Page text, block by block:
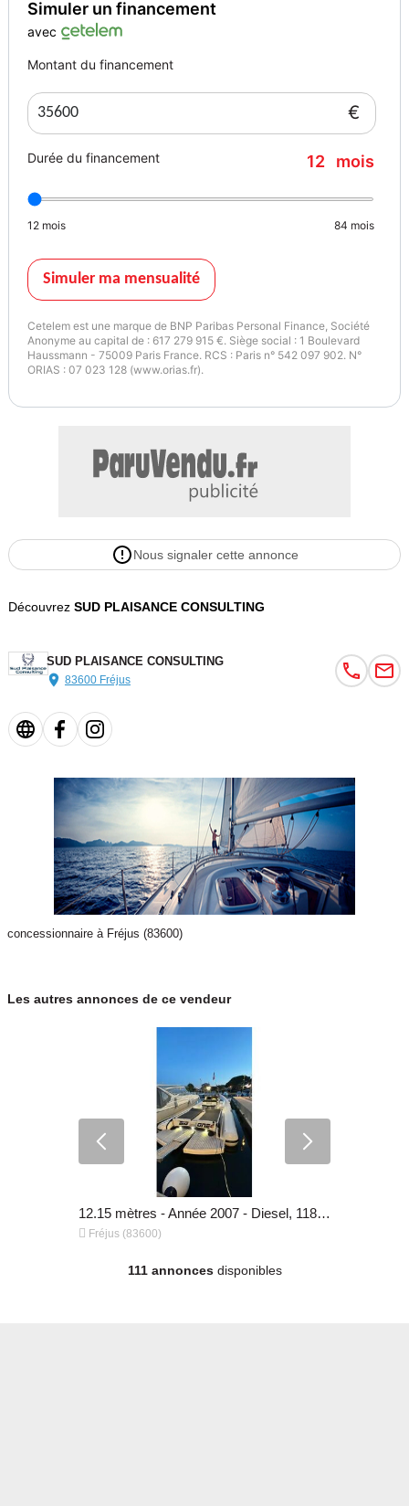
Simuler un financement
avec
Montant du financement
€
Durée du financement 12 mois
12 mois 84 mois
Simuler ma mensualité
Cetelem est une marque de BNP Paribas Personal Finance, Société
Anonyme au capital de : 617 279 915 €. Siège social : 1 Boulevard
Haussmann - 75009 Paris France. RCS : Paris n° 542 097 902. N°
ORIAS : 07 023 128 (www.orias.fr).
Nous signaler cette annonce
Découvrez SUD PLAISANCE CONSULTING
SUD PLAISANCE CONSULTING
83600 Fréjus
concessionnaire à Fréjus (83600)
Les autres annonces de ce vendeur
12.15 mètres - Année 2007 - Diesel, 118 000 €
 Fréjus (83600)
111 annoncesdisponibles